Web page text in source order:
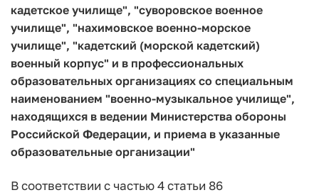
кадетское училище", "суворовское военное
училище", "нахимовское военно-морское
училище", "кадетский (морской кадетский)
военный корпус" и в профессиональных
образовательных организациях со специальным
наименованием "военно-музыкальное училище",
находящихся в ведении Министерства обороны
Российской Федерации, и приема в указанные
образовательные организации"
В соответствии с частью 4 статьи 86